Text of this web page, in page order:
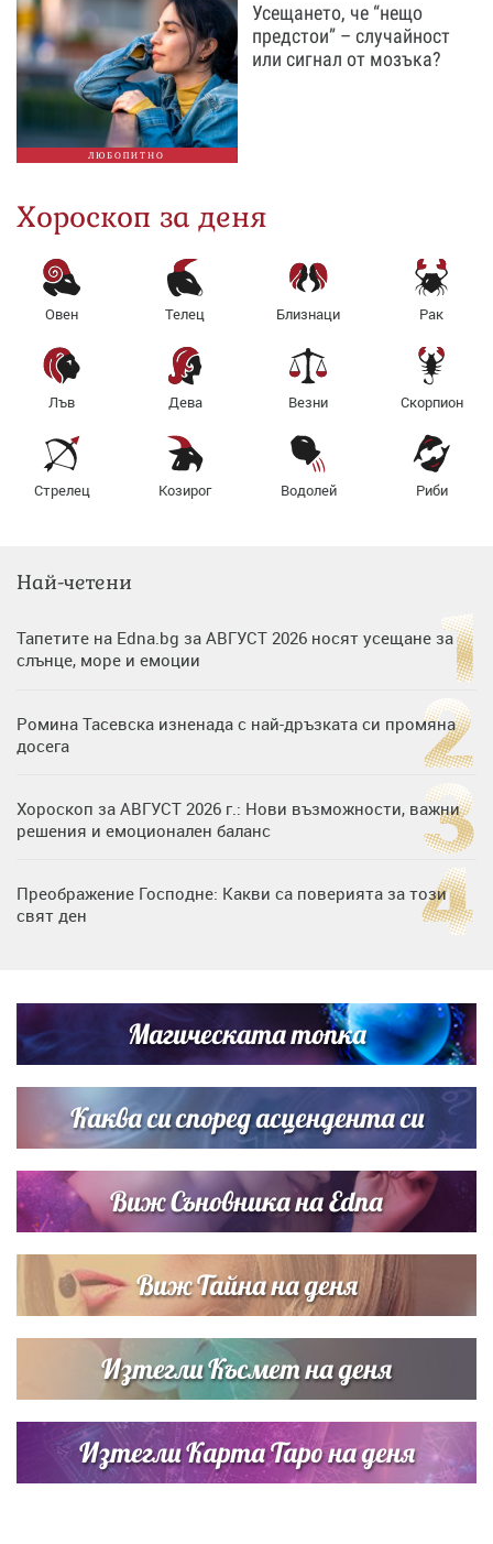
ЛЮБОПИТНО
Усещането, че “нещо
предстои” – случайност
или сигнал от мозъка?
Хороскоп за деня
Овен Телец Близнаци Рак
Лъв Дева Везни Скорпион
Стрелец Козирог Водолей Риби
Най-четени
Тапетите на Edna.bg за АВГУСТ 2026 носят усещане за
слънце, море и емоции
Ромина Тасевска изненада с най-дръзката си промяна
досега
Хороскоп за АВГУСТ 2026 г.: Нови възможности, важни
решения и емоционален баланс
Преображение Господне: Какви са поверията за този
свят ден
си деца на семейна морска приказка
Звездна ваканция в Майорка: Дженифър Анистън,
Кортни Кокс и Джим Къртис заедно на яхта
Магическата топка
Каква си според асцендента си
Виж Съновника на Edna
Виж Тайна на деня
Изтегли Късмет на деня
Изтегли Карта Таро на деня